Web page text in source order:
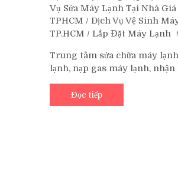
Vụ Sửa Máy Lạnh Tại Nhà
TPHCM / Dịch Vụ Vệ Sinh
TP.HCM / Lắp Đặt Máy Lạnh
Trung tâm sửa chữa máy
lạnh, nạp gas máy lạnh,
Đọc tiếp